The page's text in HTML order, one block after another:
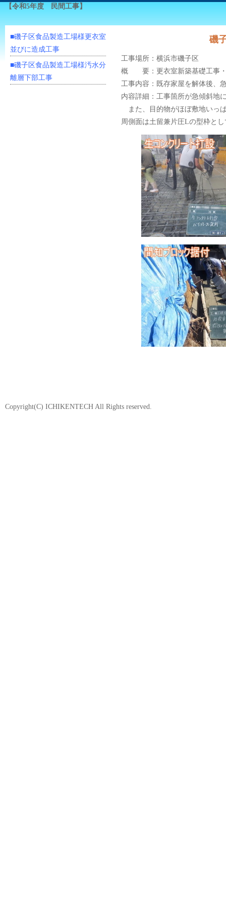
【令和5年度 民間工事】
■磯子区食品製造工場様更衣室
並びに造成工事
■磯子区食品製造工場様汚水分
離層下部工事
磯
工事場所：横浜市磯子区
概 要：更衣室新築基礎工事・
工事内容：既存家屋を解体後、
内容詳細：工事箇所が急傾斜地
また、目的物がほぼ敷地いっ
周側面は土留兼片圧Lの型枠と
Copyright(C) ICHIKENTECH All Rights reserved.